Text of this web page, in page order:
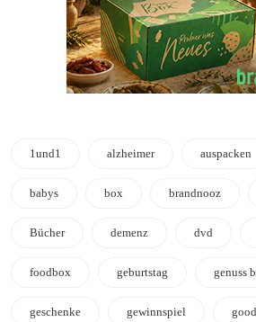
1und1 alzheimer auspacken
babys box brandnooz
Bücher demenz dvd
foodbox geburtstag genuss
geschenke gewinnspiel